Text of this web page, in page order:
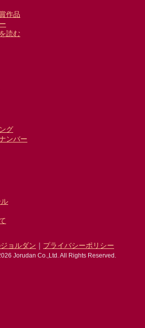
作品
読む
グ
ンバー
ョルダン ｜ プライバシーポリシー
Jorudan Co.,Ltd. All Rights Reserved.